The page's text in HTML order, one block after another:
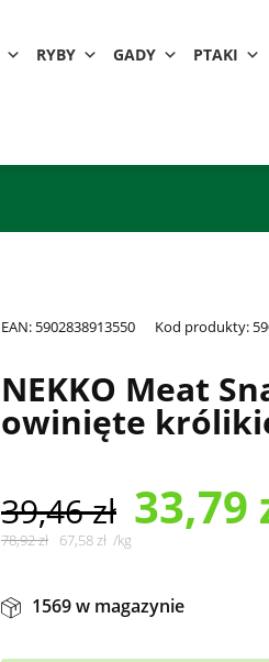
RYBY GADY PTAKI
EAN: 5902838913550 Kod produkty:
NEKKO Meat
owinięte
39,46zł 33,79
78,92zł 67,58zł /kg
1569 w magazynie